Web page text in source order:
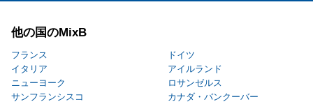
他の国のMixB
フランス
ドイツ
イタリア
アイルランド
ニューヨーク
ロサンゼルス
サンフランシスコ
カナダ・バンクーバー